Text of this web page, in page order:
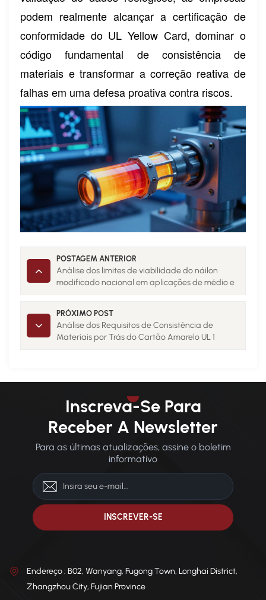
podem realmente alcançar a certificação de
conformidade do UL Yellow Card, dominar o
código fundamental de consistência de
materiais e transformar a correção reativa de
falhas em uma defesa proativa contra riscos.
POSTAGEM ANTERIOR
Análise dos limites de viabilidade do náilon
modificado nacional em aplicações de médio e
PRÓXIMO POST
Análise dos Requisitos de Consistência de
Materiais por Trás do Cartão Amarelo UL 1
Inscreva-Se Para
Receber A Newsletter
Para as últimas atualizações, assine o boletim
informativo
Endereço : B02, Wanyang, Fugong Town, Longhai District,
Zhangzhou City, Fujian Province